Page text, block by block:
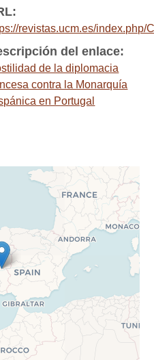
revistas.ucm.es/
del enlace:
de la diplomacia
contra la Monarquía
en Portugal